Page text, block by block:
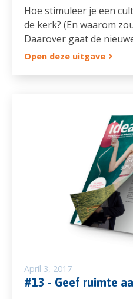
Hoe stimuleer je een
de kerk? (En waarom
Daarover gaat de
Open deze uitgave
April 3, 2017
#13 - Geef ruimte